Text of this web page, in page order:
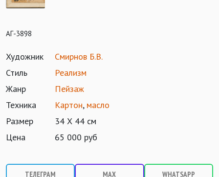
АГ-3898
Художник
Смирнов Б.В.
Стиль
Реализм
Жанр
Пейзаж
Техника
Картон, масло
Размер
34 Х 44 см
Цена
65 000 руб
ТЕЛЕГРАМ MAX WHATSAPP